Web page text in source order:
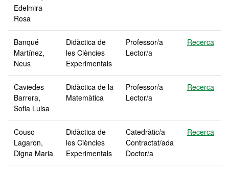
Edelmira
Rosa
Banqué
Martínez,
Neus
Didàctica de
les Ciències
Experimentals
Professor/a
Lector/a
Recerca
Caviedes
Barrera,
Sofia Luisa
Didàctica de la
Matemàtica
Professor/a
Lector/a
Recerca
Couso
Lagaron,
Digna Maria
Didàctica de
les Ciències
Experimentals
Catedràtic/a
Contractat/ada
Doctor/a
Recerca